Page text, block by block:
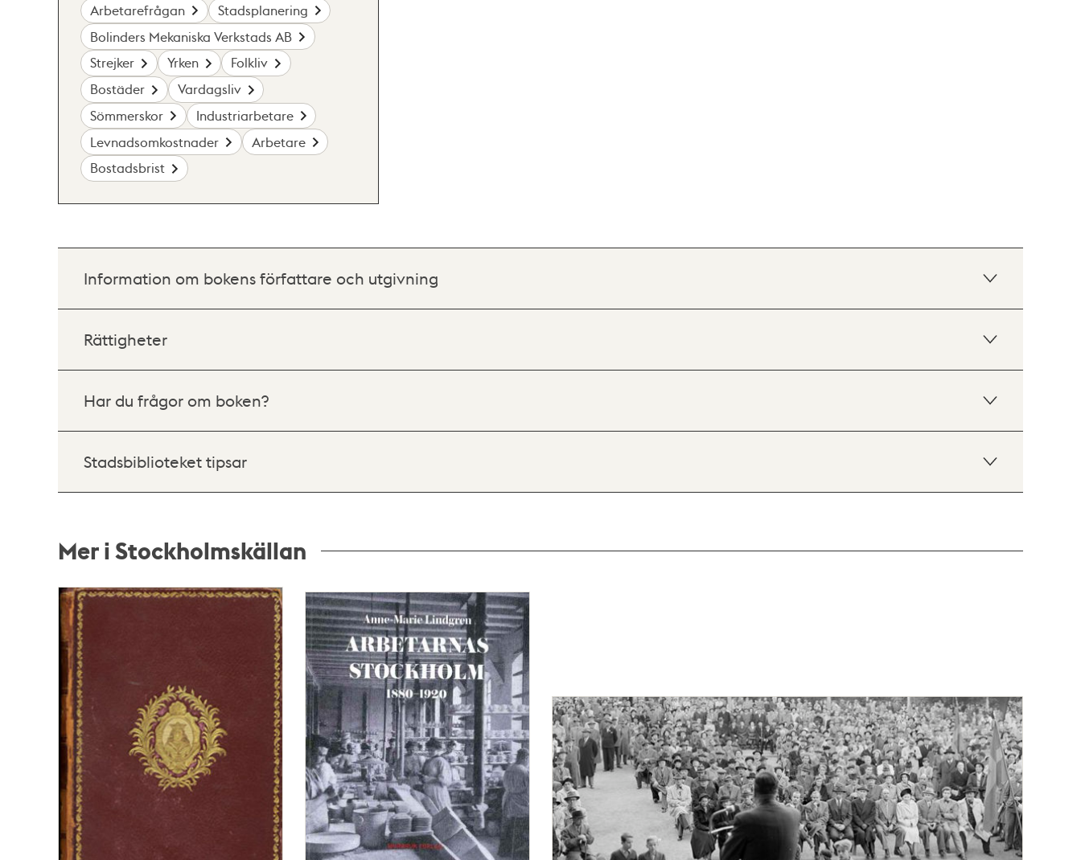
Arbetarefrågan
Stadsplanering
Bolinders Mekaniska Verkstads AB
Strejker
Yrken
Folkliv
Bostäder
Vardagsliv
Sömmerskor
Industriarbetare
Levnadsomkostnader
Arbetare
Bostadsbrist
Information om bokens författare och utgivning
Rättigheter
Har du frågor om boken?
Stadsbiblioteket tipsar
Mer i Stockholmskällan
Relaterade
poster
och
teman